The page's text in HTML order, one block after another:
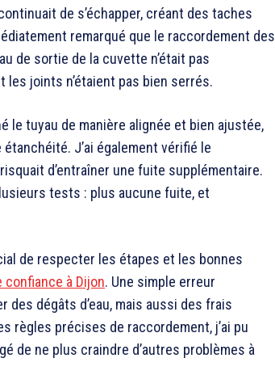
de s’échapper, créant des taches
remarqué que le raccordement des
de sortie de la cuvette n’était pas
les joints n’étaient pas bien serrés.
le tuyau de manière alignée et bien ajustée,
J’ai également vérifié le
d’entraîner une fuite supplémentaire.
tests : plus aucune fuite, et
de respecter les étapes et les bonnes
confiance à Dijon. Une simple erreur
des dégâts d’eau, mais aussi des frais
règles précises de raccordement, j’ai pu
de ne plus craindre d’autres problèmes à